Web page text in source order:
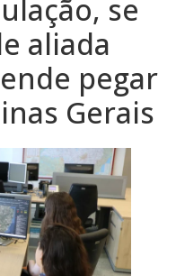
se
aliada
pegar
Gerais